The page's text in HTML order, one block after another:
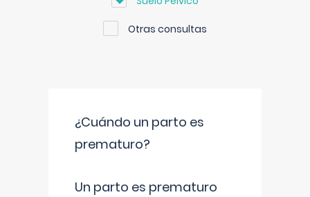
Otras consultas
¿Cuándo un parto es
prematuro?
Un parto es prematuro